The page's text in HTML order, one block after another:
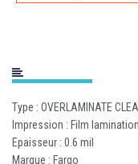
Type : OVERLAMINATE
Impression : Film
Epaisseur : 0.6 mil
Marque : Fargo